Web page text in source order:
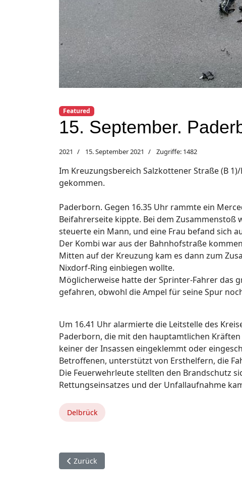
Featured
15. September.
2021 15. September 2021 Zugriffe: 1482
Im Kreuzungsbereich Salzkottener Straße (B
gekommen.
Paderborn. Gegen 16.35 Uhr rammte ein
Beifahrerseite kippte. Bei dem
steuerte ein Mann, und eine Frau befand sich
Der Kombi war aus der Bahnhofstraße
Mitten auf der Kreuzung kam es dann zum
Nixdorf-Ring einbiegen wollte.
Möglicherweise hatte der Sprinter-Fahrer das
gefahren, obwohl die Ampel für seine Spur
Um 16.41 Uhr alarmierte die Leitstelle des
Paderborn, die mit den hauptamtlichen
keiner der Insassen eingeklemmt oder
Betroffenen, unterstützt von Ersthelfern, die
Die Feuerwehrleute stellten den Brandschutz
Rettungseinsatzes und der Unfallaufnahme
Delbrück
Vorheriger Beitrag: Bad Wünnenberg.
Zurück